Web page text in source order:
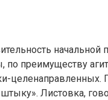
преимуществу
целенаправленных.
Листовка,